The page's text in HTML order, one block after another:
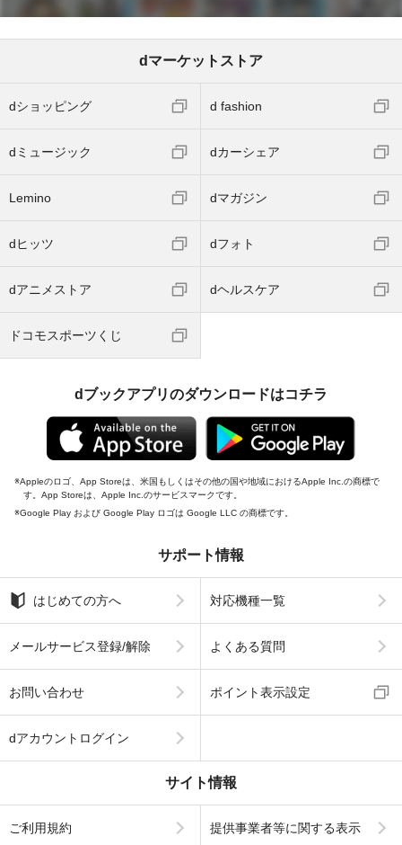
dマーケットストア
dショッピング d fashion
dミュージック dカーシェア
Lemino dマガジン
dヒッツ dフォト
dアニメストア dヘルスケア
ドコモスポーツくじ
dブックアプリのダウンロードはコチラ
Appleのロゴ、App Storeは、米国もしくはその他の国や地域におけるApple Inc.の商標で
す。App Storeは、Apple Inc.のサービスマークです。
Google Play および Google Play ロゴは Google LLC の商標です。
サポート情報
はじめての方へ 対応機種一覧
メールサービス登録/解除 よくある質問
お問い合わせ ポイント表示設定
dアカウントログイン
サイト情報
ご利用規約 提供事業者等に関する表示